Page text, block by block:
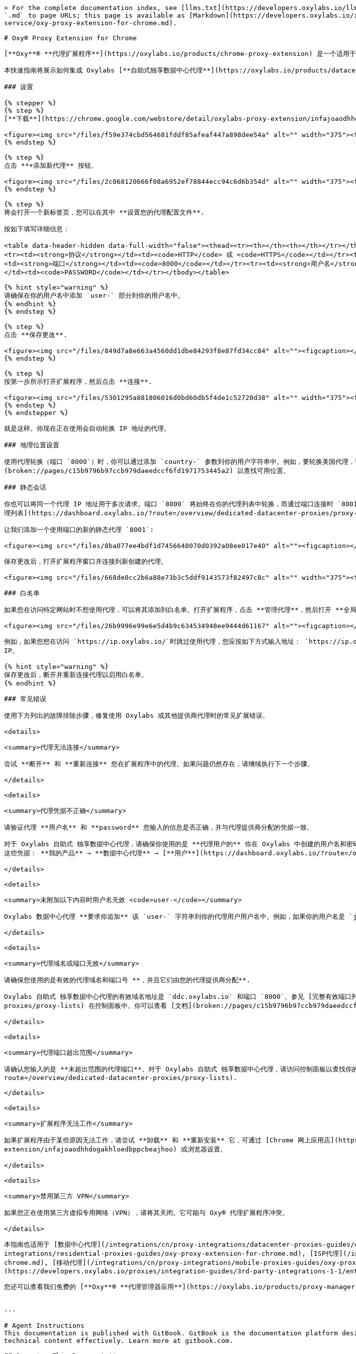
> For the complete documentation index, see [llms.txt](https://developers.oxylabs.io/
`.md` to page URLs; this page is available as [Markdown](https://
service/oxy-proxy-extension-for-chrome.md).
# Oxy® Proxy Extension for Chrome
[**Oxy**® **代理扩展程序**](https://oxylabs.io/products/chrome-proxy-extension) 是一个适用于
本快速指南将展示如何集成 Oxylabs [**自助式独享数据中心代理**](https://oxylabs.io/products/
### 设置
{% stepper %}
{% step %}
[**下载**](https://chrome.google.com/webstore/detail/oxylabs-proxy-extension/
<figure><img src="/files/f59e374cbd564681fddf85afeaf447a898dee54a" alt=""
{% endstep %}
{% step %}
点击 **+添加新代理** 按钮。
<figure><img src="/files/2c068120666f08a6952ef78844ecc94c6d6b354d" alt=""
{% endstep %}
{% step %}
将会打开一个新标签页，您可以在其中 **设置您的代理配置文件**.
按如下填写详细信息：
<table data-header-hidden data-full-width="false"><thead><tr><th></th><th></th></tr></
<tr><td><strong>协议</strong></td><td><code>HTTP</code> 或 <code>HTTPS</code></
<td><strong>端口</strong></td><td><code>8000</code></td></tr><tr><td><strong>用户名</
</td><td><code>PASSWORD</code></td></tr></tbody></table>
{% hint style="warning" %}
请确保在你的用户名中添加 `user-` 部分到你的用户名中。
{% endhint %}
{% endstep %}
{% step %}
点击 **保存更改**.
<figure><img src="/files/849d7a8e663a4560dd1dbe84293f8e87fd34cc84"
{% endstep %}
{% step %}
按第一步所示打开扩展程序，然后点击 **连接**.
<figure><img src="/files/5301295a881806016d0bd60db5f4de1c52720d38" alt=""
{% endstep %}
{% endstepper %}
就是这样。你现在正在使用会自动轮换 IP 地址的代理。
### 地理位置设置
使用代理轮换（端口 `8000`）时，你可以通过添加 `country-` 参数到你的用户字符串中。例如，要轮换美国代理
(broken://pages/c15b9796b97ccb979daeedccf6fd1971753445a2) 以查找可用位置。
### 静态会话
你也可以将同一个代理 IP 地址用于多次请求。端口 `8000` 将始终在你的代理列表中轮换，而通过端口连接时
理列表](https://dashboard.oxylabs.io/?route=/overview/dedicated-datacenter-proxies/
让我们添加一个使用端口的新的静态代理 `8001`:
<figure><img src="/files/8ba077ee4bdf1d7456648070d0392a08ee017e40"
保存更改后，打开扩展程序窗口并连接到新创建的代理。
<figure><img src="/files/668de0cc2b6a88e73b3c5ddf9143573f82497c8c" alt=""
### 白名单
如果您在访问特定网站时不想使用代理，可以将其添加到白名单。打开扩展程序，点击 **管理代理**，然后打开 **
<figure><img src="/files/26b9996e99e6e5d4b9c634534948ee9444d61167"
例如，如果您想在访问 `https://ip.oxylabs.io/`时跳过使用代理，您应按如下方式输入地址： `https://
IP。
{% hint style="warning" %}
保存更改后，断开并重新连接代理以启用白名单。
{% endhint %}
### 常见错误
使用下方列出的故障排除步骤，修复使用 Oxylabs 或其他提供商代理时的常见扩展错误。
<details>
<summary>代理无法连接</summary>
尝试 **断开** 和 **重新连接** 您在扩展程序中的代理。如果问题仍然存在，请继续执行下一个步骤。
</details>
<details>
<summary>代理凭据不正确</summary>
请验证代理 **用户名** 和 **password** 您输入的信息是否正确，并与代理提供商分配的凭据一致。
对于 Oxylabs 自助式 独享数据中心代理，请确保你使用的是 **代理用户的** 你在 Oxylabs 中创建的用户
这些凭据： **我的产品** → **数据中心代理** → [**用户**](https://dashboard.oxylabs.io/
</details>
<details>
<summary>未附加以下内容时用户名无效 <code>user-</code></summary>
Oxylabs 数据中心代理 **要求你追加** 该 `user-` 字符串到你的代理用户用户名中。例如，如果你的用户名
</details>
<details>
<summary>代理域名或端口无效</summary>
请确保您使用的是有效的代理域名和端口号 **，并且它们由您的代理提供商分配**.
Oxylabs 自助式 独享数据中心代理的有效域名地址是 `ddc.oxylabs.io` 和端口 `8000`。参见 [完整
proxies/proxy-lists) 在控制面板中。你可以查看 [文档](broken://pages/
</details>
<details>
<summary>代理端口超出范围</summary>
请确认您输入的是 **未超出范围的代理端口**。对于 Oxylabs 自助式 独享数据中心代理，请访问控制面板
route=/overview/dedicated-datacenter-proxies/proxy-lists).
</details>
<details>
<summary>扩展程序无法工作</summary>
如果扩展程序由于某些原因无法工作，请尝试 **卸载** 和 **重新安装** 它，可通过 [Chrome 网上应
extension/infajoaodhhdogakhloedbppcbeajhoo) 或浏览器设置。
</details>
<details>
<summary>禁用第三方 VPN</summary>
如果您正在使用第三方虚拟专用网络（VPN），请将其关闭。它可能与 Oxy® 代理扩展程序冲突。
</details>
本指南也适用于 [数据中心代理](/integrations/cn/proxy-integrations/datacenter-proxies-
integrations/residential-proxies-guides/oxy-proxy-extension-for-chrome.md), [ISP代理
chrome.md), [移动代理](/integrations/cn/proxy-integrations/mobile-proxies-guides/oxy-proxy-
(https://developers.oxylabs.io/proxies/integration-guides/3rd-party-integrations-1-1/
您还可以查看我们免费的 [**Oxy**® **代理管理器应用**](https://oxylabs.io/products/proxy-manager-
---
# Agent Instructions
This documentation is published with GitBook. GitBook is the documentation platform
technical content effectively. Learn more at gitbook.com.